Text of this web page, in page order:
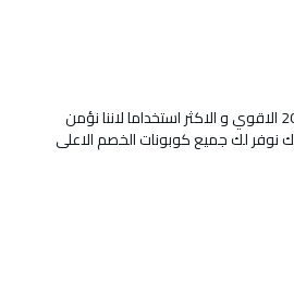
كوبونات و اكواد خصم 2026 الاقوي و الاكثر استخداما لاننا نؤمن
نوفر لك جميع كوبونات الخصم الاعلى